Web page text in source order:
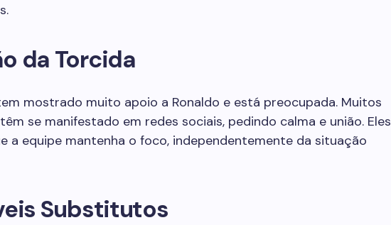
da Torcida
mostrado muito apoio a Ronaldo e está preocupada. Muitos
se manifestado em redes sociais, pedindo calma e união. Eles
a equipe mantenha o foco, independentemente da situação
Substitutos